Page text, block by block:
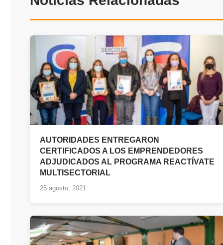
AUTORIDADES ENTREGARON
CERTIFICADOS A LOS EMPRENDEDORES
ADJUDICADOS AL PROGRAMA REACTÍVATE
MULTISECTORIAL
25 agosto, 2021